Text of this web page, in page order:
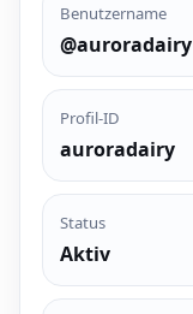
Benutzername
@auroradairy
Profil-ID
auroradairy
Status
Aktiv